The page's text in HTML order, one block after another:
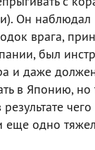
Он наблюдал
врага,
был
и даже
в Японию, но
еще одно